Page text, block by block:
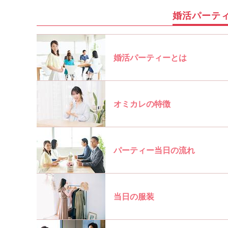
婚活パーテ
婚活パーティーとは
オミカレの特徴
パーティー当日の流れ
当日の服装